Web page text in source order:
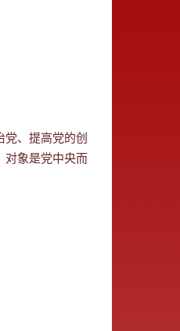
、提高党的创
对象是党中央而